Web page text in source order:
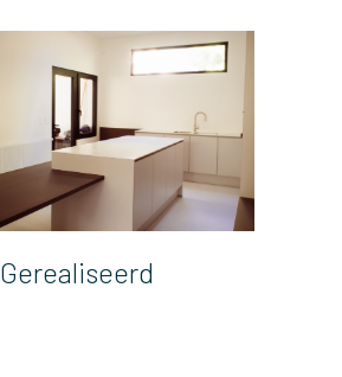
Gerealiseerd